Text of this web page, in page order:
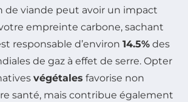
de viande peut avoir un impact
empreinte carbone, sachant
responsable d’environ 14.5% des
de gaz à effet de serre. Opter
végétales favorise non
santé, mais contribue également